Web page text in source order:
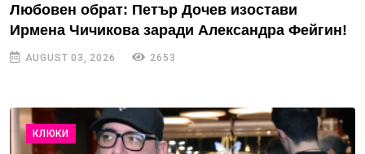
Любовен обрат: Петър Дочев изостави
Ирмена Чичикова заради Александра Фейгин!
AUGUST 03, 2026 2653
КЛЮКИ